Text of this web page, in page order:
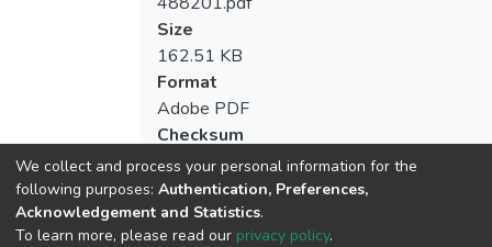
Size
162.51 KB
Format
Adobe PDF
Checksum
We collect and process your personal information for the
following purposes: Authentication, Preferences,
Acknowledgement and Statistics.
To learn more, please read our privacy policy.